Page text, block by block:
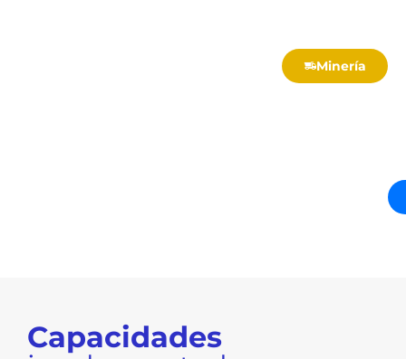
Minería
Capacidades